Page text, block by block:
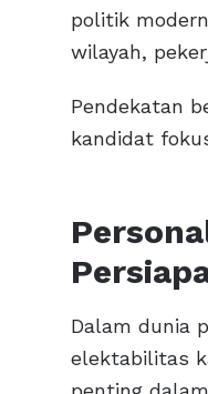
politik
wilayah,
Pendekatan
kandidat
Dalam dunia
elektabilitas